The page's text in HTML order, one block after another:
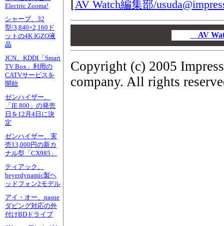
Electric Zooma!
シャープ、32
型/3,840×2,160ド
ットの4K IGZO液
晶
JCN、KDDI「Smart
TV Box」利用の
CATVサービスを
開始
ゼンハイザー、
「IE 800」の発売
日を12月4日に決
定
ゼンハイザー、実
売13,000円の新カ
ナル型「CX985」
ティアック、
beyerdynamic製ヘ
ッドフォン2モデル
アイ・オー、nasne
ダビング対応の外
付けBDドライブ
[AV Watch編集部/
AV
Copyright (c) 2005
company. All rights